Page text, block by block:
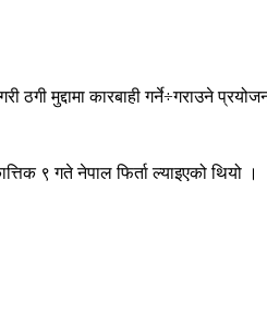
मुद्दामा कारबाही गर्ने÷गराउने
९ गते नेपाल फिर्ता ल्याइएको थियो ।